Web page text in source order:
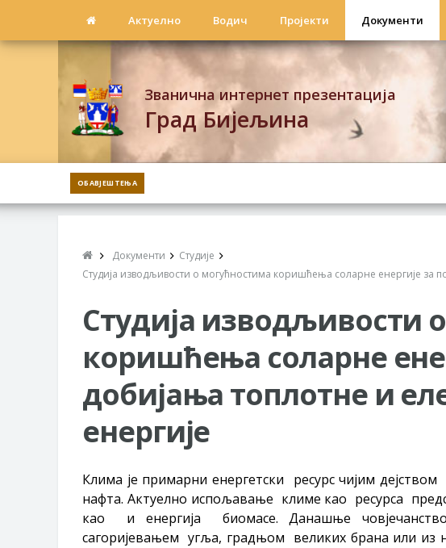
Актуелно Водич Пројекти Документи
Званична интернет презентација
Град Бијељина
ОБАВЈЕШТЕЊА
Документи
Студије
Студија изводљивости о могућностима коришћења соларне енергије за
Студија изводљивости
коришћења соларне
добијања топлотне и
енергије
Клима је примарни енергетски ресурс чијим
нафта. Актуелно испољавање климе као ресурса
као и енергија биомасе. Данашње
сагоријевањем угља, градњом великих брана или из